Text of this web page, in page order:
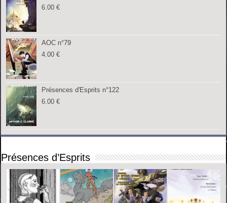
6.00€
AOC n°79
4.00€
Présences d'Esprits n°122
6.00€
Présences d’Esprits